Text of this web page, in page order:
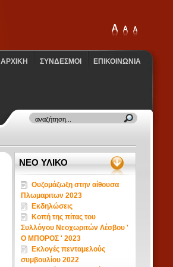
ΕΠΙΚΟΙΝΩΝΙΑ
ΣΥΝΔΕΣΜΟΙ
ΑΡΧΙΚΗ
ΝΕΟ ΥΛΙΚΟ
Ουζομάζωξη στην αίθουσα
Πλωμαριτων 2023
Εκδηλώσεις
Κοπή της πίτας του
Συλλόγου Νεοχωριτών Λέσβου '
Ο ΜΠΟΡΟΣ ' 2023
Εκλογές πενταμελούς
συμβουλίου 2022